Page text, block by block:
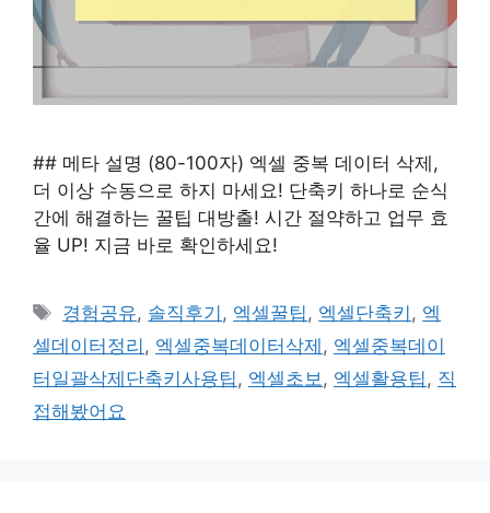
## 메타 설명 (80-100자) 엑셀 중복 데이터 삭제,
더 이상 수동으로 하지 마세요! 단축키 하나로 순식
간에 해결하는 꿀팁 대방출! 시간 절약하고 업무 효
율 UP! 지금 바로 확인하세요!
태
그
경험공유, 솔직후기 , 엑셀꿀팁 , 엑셀단축키 , 엑
셀데이터정리 , 엑셀중복데이터삭제 , 엑셀중복데이
터일괄삭제단축키사용팁 , 엑셀초보 , 엑셀활용팁 , 직
접해봤어요